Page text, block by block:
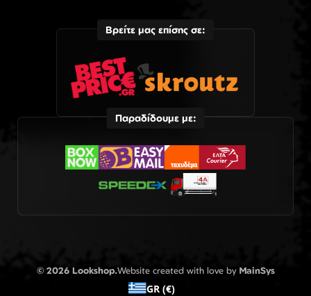
Βρείτε μας επίσης σε:
Παραδίδουμε με:
© 2026 Lookshop.Website created with love by MainSys
GR (€)